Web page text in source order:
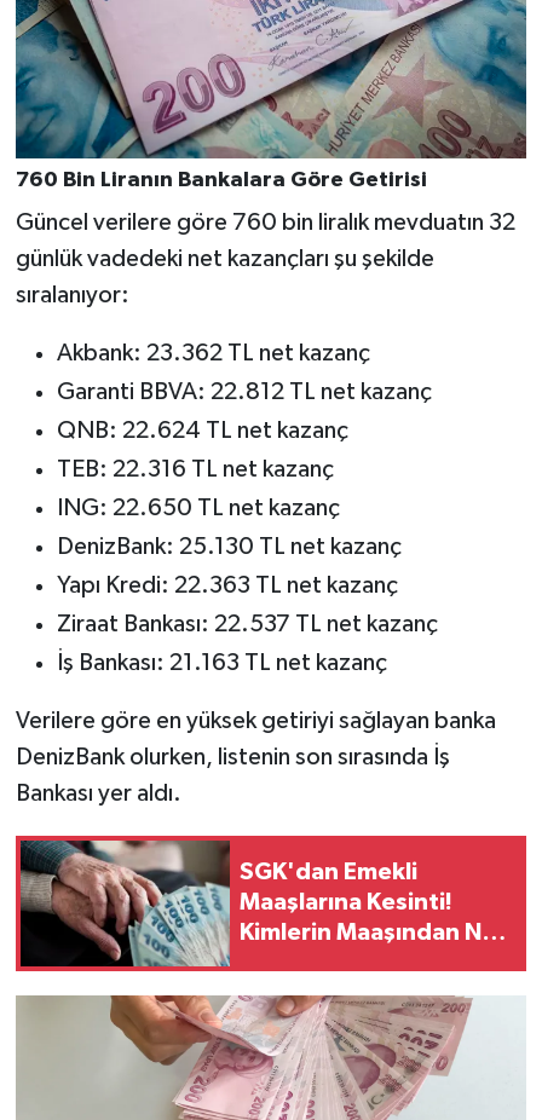
760 Bin Liranın Bankalara Göre Getirisi
Güncel verilere göre 760 bin liralık mevduatın 32
günlük vadedeki net kazançları şu şekilde
sıralanıyor:
Akbank: 23.362 TL net kazanç
Garanti BBVA: 22.812 TL net kazanç
QNB: 22.624 TL net kazanç
TEB: 22.316 TL net kazanç
ING: 22.650 TL net kazanç
DenizBank: 25.130 TL net kazanç
Yapı Kredi: 22.363 TL net kazanç
Ziraat Bankası: 22.537 TL net kazanç
İş Bankası: 21.163 TL net kazanç
Verilere göre en yüksek getiriyi sağlayan banka
DenizBank olurken, listenin son sırasında İş
Bankası yer aldı.
SGK'dan Emekli
Maaşlarına Kesinti!
Kimlerin Maaşından Ne